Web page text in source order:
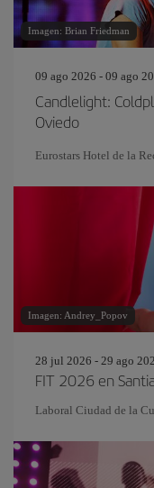
Imagen: Brian Friedman
09 ago 2026 - 09 ago
Candlelight:
Oviedo
Eurostars Hotel de la
Imagen: Andrey_Popov
28 jul 2026 - 29 ago
FIT 2026 en
Laboral Ciudad de la